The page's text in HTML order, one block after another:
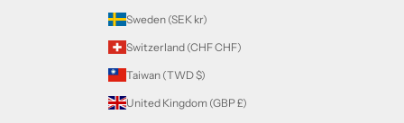
Sweden (SEK kr)
Switzerland (CHF CHF)
Taiwan (TWD $)
United Kingdom (GBP £)